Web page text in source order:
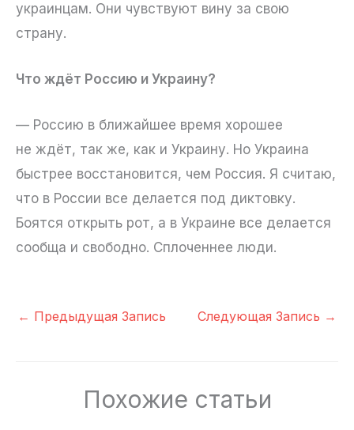
украинцам. Они чувствуют вину за свою
страну.
Что ждёт Россию и Украину?
— Россию в ближайшее время хорошее
не ждёт, так же, как и Украину. Но Украина
быстрее восстановится, чем Россия. Я считаю,
что в России все делается под диктовку.
Боятся открыть рот, а в Украине все делается
сообща и свободно. Сплоченнее люди.
← Предыдущая Запись Следующая Запись →
Похожие статьи